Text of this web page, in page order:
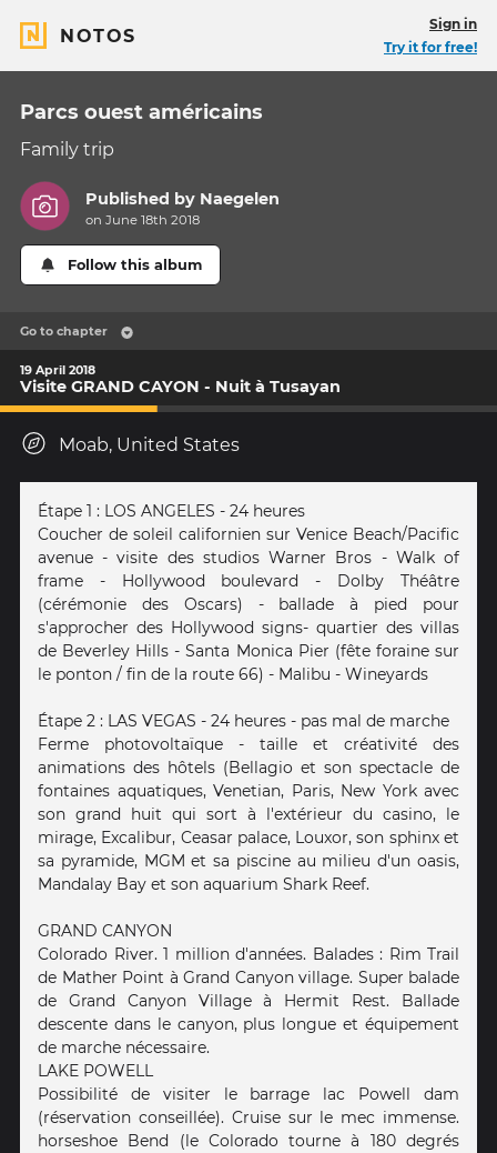
NOTOS
Sign in
Try it for free!
Parcs ouest américains
Family trip
Published by Naegelen
on June 18th 2018
Follow this album
Go to chapter
19 April 2018
Visite GRAND CAYON - Nuit à Tusayan
Moab, United States
Étape 1 : LOS ANGELES - 24 heures
Coucher de soleil californien sur Venice Beach/Pacific
avenue - visite des studios Warner Bros - Walk of
frame - Hollywood boulevard - Dolby Théâtre
(cérémonie des Oscars) - ballade à pied pour
s'approcher des Hollywood signs- quartier des villas
de Beverley Hills - Santa Monica Pier (fête foraine sur
le ponton / fin de la route 66) - Malibu - Wineyards
Étape 2 : LAS VEGAS - 24 heures - pas mal de marche
Ferme photovoltaïque - taille et créativité des
animations des hôtels (Bellagio et son spectacle de
fontaines aquatiques, Venetian, Paris, New York avec
son grand huit qui sort à l'extérieur du casino, le
mirage, Excalibur, Ceasar palace, Louxor, son sphinx et
sa pyramide, MGM et sa piscine au milieu d'un oasis,
Mandalay Bay et son aquarium Shark Reef.
GRAND CANYON
Colorado River. 1 million d'années. Balades : Rim Trail
de Mather Point à Grand Canyon village. Super balade
de Grand Canyon Village à Hermit Rest. Ballade
descente dans le canyon, plus longue et équipement
de marche nécessaire.
LAKE POWELL
Possibilité de visiter le barrage lac Powell dam
(réservation conseillée). Cruise sur le mec immense.
horseshoe Bend (le Colorado tourne à 180 degrés